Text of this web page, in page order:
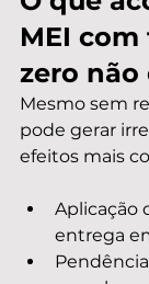
MEI
zero não
Mesmo sem
pode gerar
efeitos mais
Aplicação
entrega